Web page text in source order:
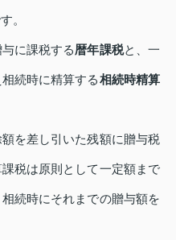
。
に課税する暦年課税と、一
続時に精算する相続時精算
を差し引いた残額に贈与税
税は原則として一定額まで
続時にそれまでの贈与額を